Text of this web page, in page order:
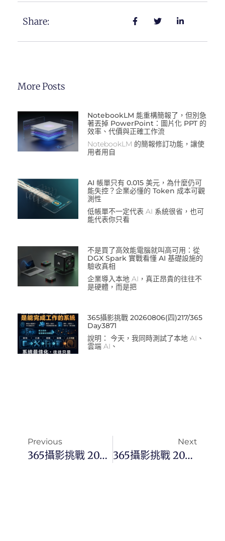
Share:
More Posts
NotebookLM 能重構簡報了，但別急
著丟掉 PowerPoint：圖片化 PPT 的
效率、代價與正確工作流
NotebookLM 的簡報修訂功能，讓使
用者用自
AI 帳單只有 0.015 美元，為什麼仍可
能失控？企業必懂的 Token 成本可觀
測性
低帳單不一定代表 AI 系統很省，也可
能代表你只看
不是買了高效能電腦就叫高可用：從
DGX Spark 實戰看懂 AI 基礎設施的
驗收真相
企業導入本地 AI，真正昂貴的往往不
是硬體，而是把
365攝影挑戰 20260806(四)217/365
Day3871
說明： 今天，我同時測試了本地 AI、
雲端 AI、
Previous
365攝影挑戰 20241113(三)318/366 Day3221
Next
365攝影挑戰 20241115(五)320/366 Day3223